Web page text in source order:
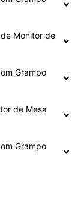
Monitor de
Grampo
de Mesa
Grampo